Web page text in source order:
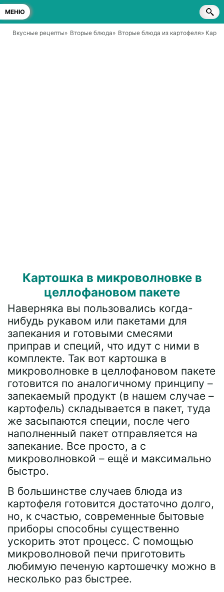
МЕНЮ
Вкусные рецепты» Вторые блюда» Вторые блюда из картофеля»
Картошка в микроволновке в
целлофановом пакете
Наверняка вы пользовались когда-
нибудь рукавом или пакетами для
запекания и готовыми смесями
приправ и специй, что идут с ними в
комплекте. Так вот картошка в
микроволновке в целлофановом пакете
готовится по аналогичному принципу –
запекаемый продукт (в нашем случае –
картофель) складывается в пакет, туда
же засыпаются специи, после чего
наполненный пакет отправляется на
запекание. Все просто, а с
микроволновкой – ещё и максимально
быстро.
В большинстве случаев блюда из
картофеля готовится достаточно долго,
но, к счастью, современные бытовые
приборы способны существенно
ускорить этот процесс. С помощью
микроволновой печи приготовить
любимую печеную картошечку можно в
несколько раз быстрее.